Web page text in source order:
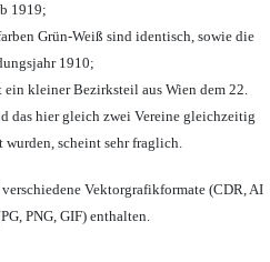
1919;
Grün-Weiß sind identisch, sowie die
1910;
ein kleiner Bezirksteil aus Wien dem 22.
das hier gleich zwei Vereine gleichzeitig
wurden, scheint sehr fraglich.
Vektorgrafikformate (CDR, AI
PNG, GIF) enthalten.